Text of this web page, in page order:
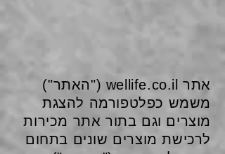
אתר wellife.co.il ("האתר")
משמש כפלטפורמה להצגת
מוצרים וגם בתור אתר מכירות
לרכישת מוצרים שונים בתחום